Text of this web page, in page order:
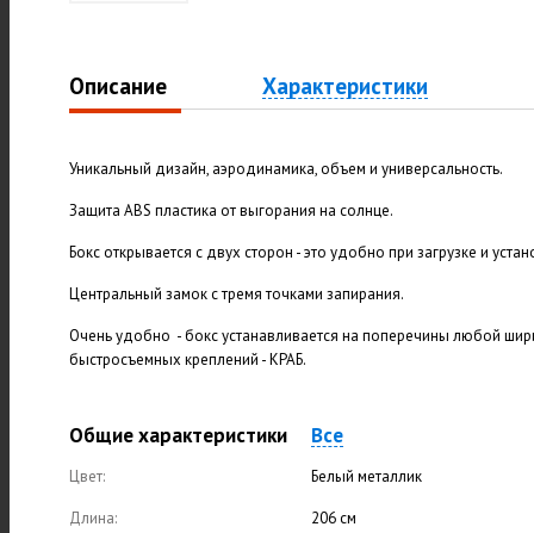
Описание Характеристики
Уникальный дизайн, аэродинамика, объем и универсальность.
Защита ABS пластика от выгорания на солнце.
Бокс открывается с двух сторон - это удобно при загрузке и
Центральный замок с тремя точками запирания.
Очень удобно - бокс устанавливается на поперечины любой
быстросъемных креплений - КРАБ.
Общие характеристики Все
Цвет: Белый металлик
Длина: 206 см